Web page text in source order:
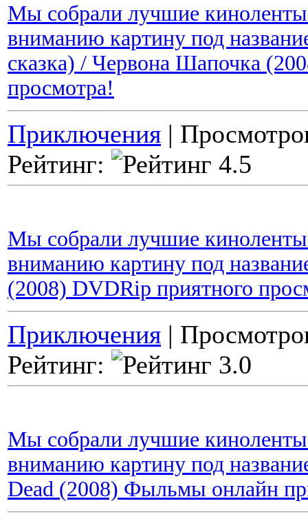
Мы собрали лучшие киноленты
вниманию картину под
сказка) / Червона Шапочка
просмотра!
Приключения |
Рейтинг:
Мы собрали лучшие киноленты
вниманию картину под
(2008) DVDRip приятного
Приключения |
Рейтинг:
Мы собрали лучшие киноленты
вниманию картину под
Dead (2008) Фыльмы онлайн